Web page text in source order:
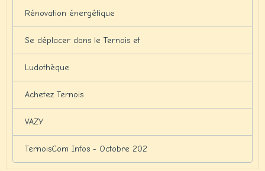
Rénovation énergétique
Se déplacer dans le Ternois et
Ludothèque
Achetez Ternois
VAZY
TernoisCom Infos - Octobre 202